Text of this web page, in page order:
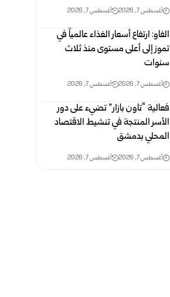
أغسطس 7, 2026 أغسطس 7, 2026
الفاو: ارتفاع أسعار الغذاء عالمياً في
تموز إلى أعلى مستوى منذ ثلاث
‏سنوات
أغسطس 7, 2026 أغسطس 7, 2026
فعالية “تاون بازار” تضيء على دور
الأسر المنتجة في تنشيط الاقتصاد
المحلي بدمشق
أغسطس 7, 2026 أغسطس 7, 2026